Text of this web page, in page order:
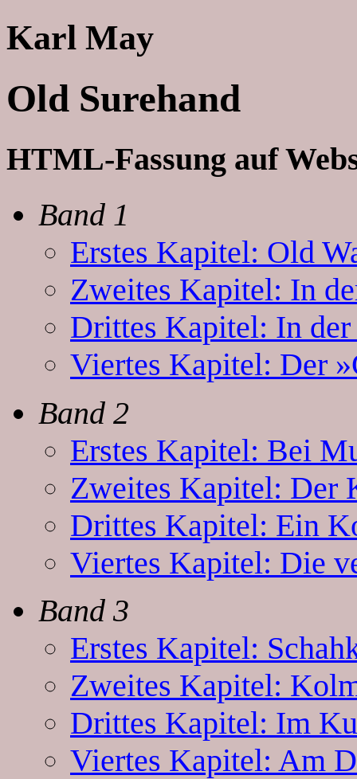
Karl May
Old Surehand
HTML-Fassung auf
Band 1
Erstes Kapitel: Old
Zweites Kapitel: In
Drittes Kapitel: In
Viertes Kapitel: Der
Band 2
Erstes Kapitel: Bei
Zweites Kapitel: Der
Drittes Kapitel: Ein
Viertes Kapitel: Die
Band 3
Erstes Kapitel:
Zweites Kapitel:
Drittes Kapitel: Im
Viertes Kapitel: Am